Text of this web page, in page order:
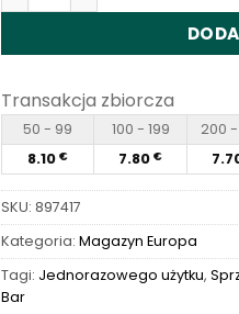
Transakcja zbiorcza
50 - 99 100 - 199 200
8.10 € 7.80 €
SKU: 897417
Kategoria: Magazyn Europa
Tagi: Jednorazowego użytku,
Bar